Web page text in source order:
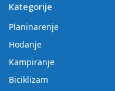
Kategorije
Planinarenje
Hodanje
Kampiranje
Biciklizam